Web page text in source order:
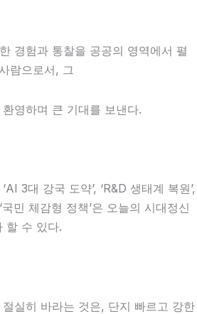
경험과 통찰을 공공의 영역에서 펼
람으로서, 그
영하며 큰 기대를 보낸다.
3대 강국 도약’, ‘R&D 생태계 복원’,
국민 체감형 정책’은 오늘의 시대정신
할 수 있다.
실히 바라는 것은, 단지 빠르고 강한